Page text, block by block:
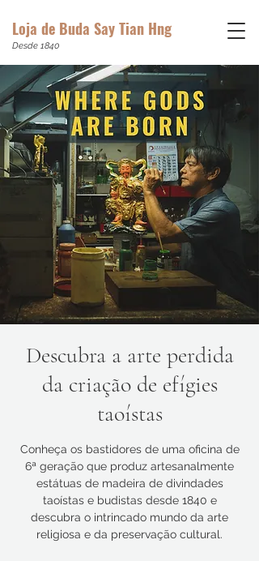
Loja de Buda Say Tian Hng
Desde 1840
Descubra a arte perdida
da criação de efígies
taoístas
Conheça os bastidores de uma oficina de
6ª geração que produz artesanalmente
estátuas de madeira de divindades
taoístas e budistas desde 1840 e
descubra o intrincado mundo da arte
religiosa e da preservação cultural.